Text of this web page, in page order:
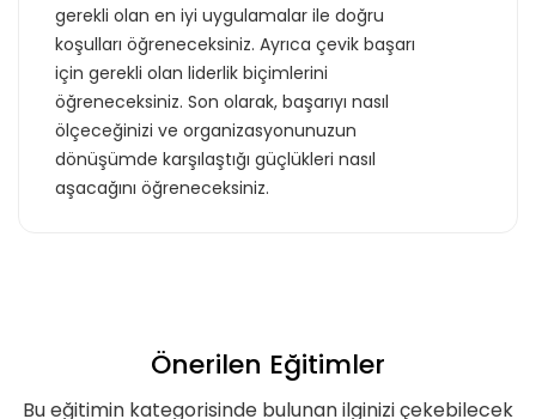
gerekli olan en iyi uygulamalar ile doğru
koşulları öğreneceksiniz. Ayrıca çevik başarı
için gerekli olan liderlik biçimlerini
öğreneceksiniz. Son olarak, başarıyı nasıl
ölçeceğinizi ve organizasyonunuzun
dönüşümde karşılaştığı güçlükleri nasıl
aşacağını öğreneceksiniz.
Önerilen Eğitimler
Bu eğitimin kategorisinde bulunan ilginizi çekebilecek